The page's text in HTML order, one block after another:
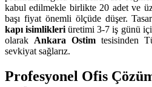
kabul edilmekle birlikte 20 adet ve
başı fiyat önemli ölçüde düşer.
kapı isimlikleri üretimi 3-7 iş günü
olarak Ankara Ostim tesisinden
sevkiyat sağlarız.
Profesyonel Ofis